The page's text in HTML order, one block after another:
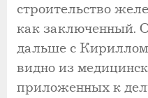
строительство
как заключенный.
дальше с
видно из
приложенных к